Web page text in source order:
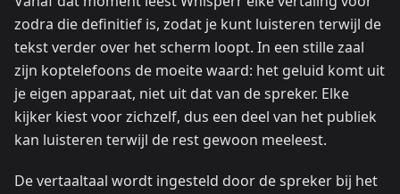
zodra die definitief is, zodat je kunt luisteren terwijl de
tekst verder over het scherm loopt. In een stille zaal
zijn koptelefoons de moeite waard: het geluid komt uit
je eigen apparaat, niet uit dat van de spreker. Elke
kijker kiest voor zichzelf, dus een deel van het publiek
kan luisteren terwijl de rest gewoon meeleest.
De vertaaltaal wordt ingesteld door de spreker bij het